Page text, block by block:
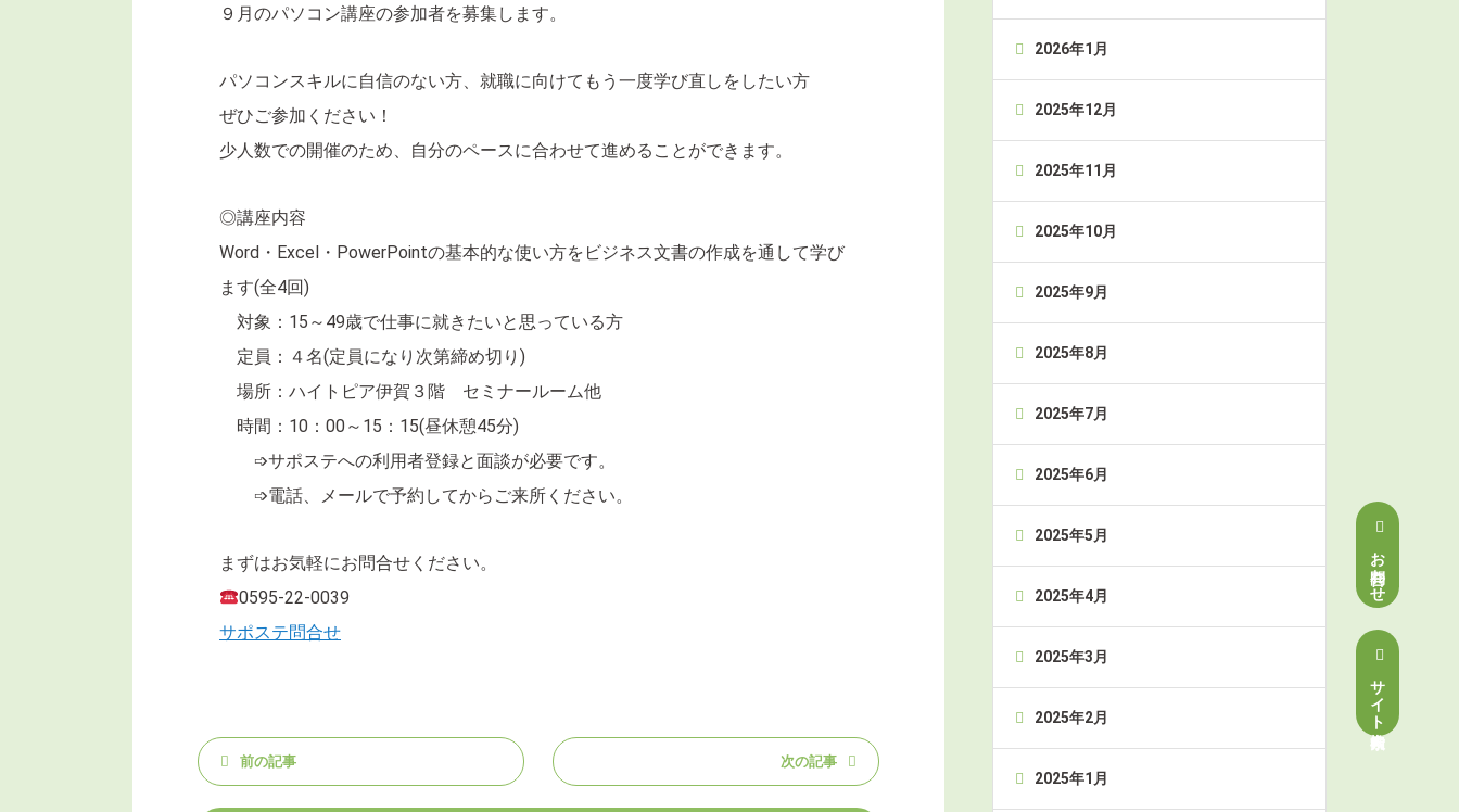
お問合わせ
サイト内検索
９月のパソコン講座の参加者を募集します。
パソコンスキルに自信のない方、就職に向けてもう一度学び直しをしたい方
ぜひご参加ください！
少人数での開催のため、自分のペースに合わせて進めることができます。
◎講座内容
Word・Excel・PowerPointの基本的な使い方をビジネス文書の作成を通して学び
ます(全4回)
対象：15～49歳で仕事に就きたいと思っている方
定員：４名(定員になり次第締め切り)
場所：ハイトピア伊賀３階 セミナールーム他
時間：10：00～15：15(昼休憩45分)
➩サポステへの利用者登録と面談が必要です。
➩電話、メールで予約してからご来所ください。
まずはお気軽にお問合せください。
0595-22-0039
サポステ問合せ
前の記事 次の記事
2026年1月
2025年12月
2025年11月
2025年10月
2025年9月
2025年8月
2025年7月
2025年6月
2025年5月
2025年4月
2025年3月
2025年2月
2025年1月